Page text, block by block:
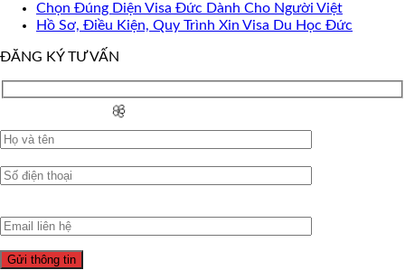
🌸
🌸
Chọn Đúng Diện Visa Đức Dành Cho Người Việt
Hồ Sơ, Điều Kiện, Quy Trình Xin Visa Du Học Đức
ĐĂNG KÝ TƯ VẤN